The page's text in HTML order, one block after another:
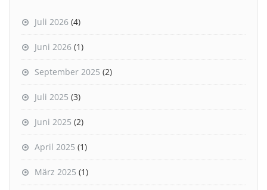
Juli 2026 (4)
Juni 2026 (1)
September 2025 (2)
Juli 2025 (3)
Juni 2025 (2)
April 2025 (1)
März 2025 (1)